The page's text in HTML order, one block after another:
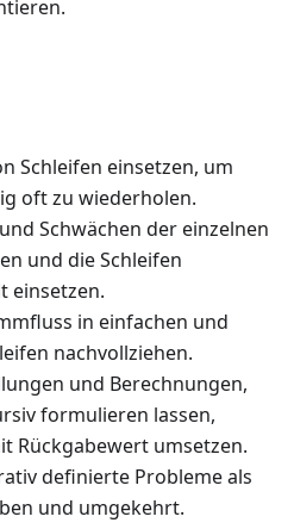
Schleifen einsetzen, um
oft zu wiederholen.
Schwächen der einzelnen
und die Schleifen
einsetzen.
in einfachen und
nachvollziehen.
und Berechnungen,
formulieren lassen,
Rückgabewert umsetzen.
definierte Probleme als
und umgekehrt.